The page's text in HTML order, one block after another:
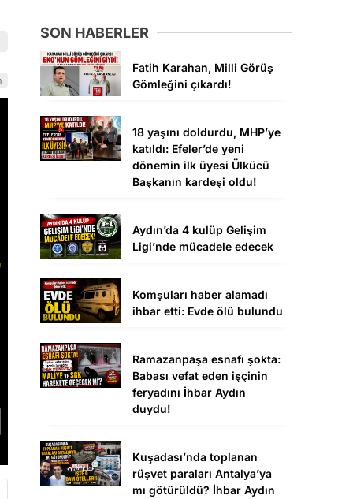
SON HABERLER
Fatih Karahan, Milli Görüş
Gömleğini çıkardı!
18 yaşını doldurdu, MHP’ye
katıldı: Efeler’de yeni
dönemin ilk üyesi Ülkücü
Başkanın kardeşi oldu!
Aydın’da 4 kulüp Gelişim
Ligi’nde mücadele edecek
Komşuları haber alamadı
ihbar etti: Evde ölü bulundu
Ramazanpaşa esnafı şokta:
Babası vefat eden işçinin
feryadını İhbar Aydın
duydu!
Kuşadası’nda toplanan
rüşvet paraları Antalya’ya
mı götürüldü? İhbar Aydın